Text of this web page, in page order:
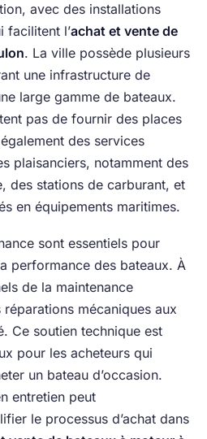
avec des installations
facilitent l’achat et vente de
. La ville possède plusieurs
une infrastructure de
large gamme de bateaux.
pas de fournir des places
des services
plaisanciers, notamment des
des stations de carburant, et
en équipements maritimes.
sont essentiels pour
performance des bateaux. À
de la maintenance
réparations mécaniques aux
Ce soutien technique est
pour les acheteurs qui
un bateau d’occasion.
entretien peut
le processus d’achat dans